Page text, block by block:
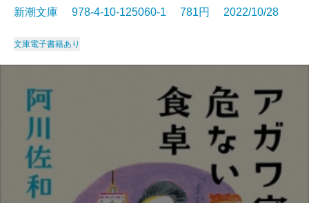
新潮文庫 978-4-10-125060-1 781円 2022/10/28
文庫電子書籍あり